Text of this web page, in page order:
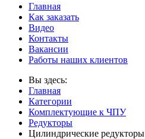
Главная
Как заказать
Видео
Контакты
Вакансии
Работы наших клиентов
Вы здесь:
Главная
Категории
Комплектующие к ЧПУ
Редукторы
Цилиндрические редукторы